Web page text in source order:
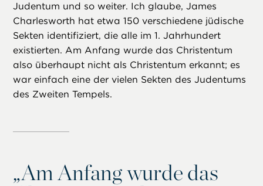
Judentum und so weiter. Ich glaube, James
Charlesworth hat etwa 150 verschiedene jüdische
Sekten identifiziert, die alle im 1. Jahrhundert
existierten. Am Anfang wurde das Christentum
also überhaupt nicht als Christentum erkannt; es
war einfach eine der vielen Sekten des Judentums
des Zweiten Tempels.
„Am Anfang wurde das